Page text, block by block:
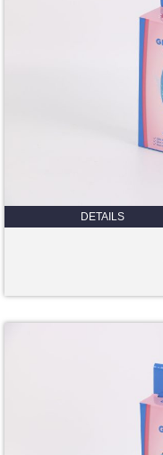
DETAILS